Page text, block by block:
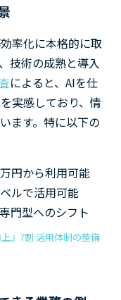
率化に本格的に取
技術の成熟と導入
によると、AIを仕
実感しており、情
ます。特に以下の
円から利用可能
ルで活用可能
門型へのシフト
』7割 活用体制の整備